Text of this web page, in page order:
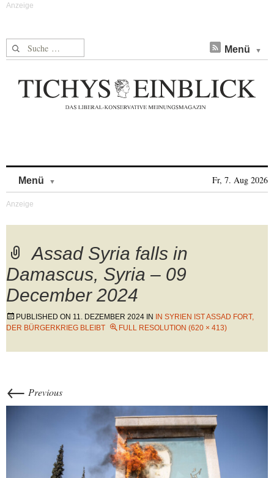
Suche nach: Menü
Menü Fr, 7. Aug 2026
Assad Syria falls in
Damascus, Syria – 09
December 2024
PUBLISHED ON 11. DEZEMBER 2024 IN
IN SYRIEN IST ASSAD FORT,
DER BÜRGERKRIEG BLEIBT
FULL RESOLUTION (620 × 413)
← Previous